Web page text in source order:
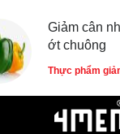
Giảm cân
ớt chuông
Thực phẩm